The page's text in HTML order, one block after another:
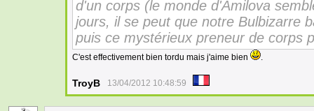
d'un corps (le monde d'Amilova
jours, il se peut que notre Bulbizarre
puis ce mystérieux preneur de corps
C'est effectivement bien tordu mais j'aime bien .
TroyB 13/04/2012 10:48:59